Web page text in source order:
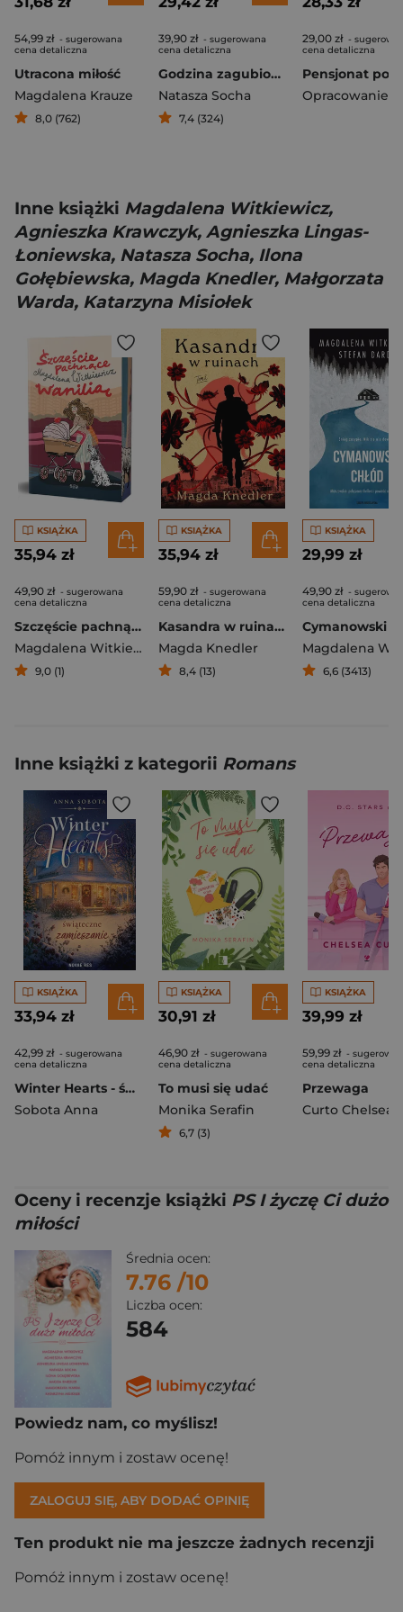
54,99 zł - sugerowana
cena detaliczna
Utracona miłość
Magdalena Krauze
8,0 (762)
39,90 zł - sugerowana
cena detaliczna
Godzina zagubionych słów
Natasza Socha
7,4 (324)
29,00 zł -
cena detaliczna
Inne książki Magdalena Witkiewicz,
Agnieszka Krawczyk, Agnieszka Lingas-
Łoniewska, Natasza Socha, Ilona
Gołębiewska, Magda Knedler, Małgorzata
Warda, Katarzyna Misiołek
KSIĄŻKA
35,94 zł
49,90 zł - sugerowana
cena detaliczna
Szczęście pachnące wanilią (ilustrowane brzegi)
Magdalena Witkiewicz
9,0 (1)
KSIĄŻKA
35,94 zł
59,90 zł - sugerowana
cena detaliczna
Kasandra w ruinach. Tom 2
Magda Knedler
8,4 (13)
KSIĄŻKA
29,99 zł
49,90 zł -
cena detaliczna
Cymanowski
6,6 (3413)
Inne książki z kategorii Romans
KSIĄŻKA
33,94 zł
42,99 zł - sugerowana
cena detaliczna
Winter Hearts - świąteczne zamieszanie
Sobota Anna
KSIĄŻKA
30,91 zł
46,90 zł - sugerowana
cena detaliczna
To musi się udać
Monika Serafin
6,7 (3)
KSIĄŻKA
39,99 zł
59,99 zł -
cena detaliczna
Przewaga
Curto Chelsea
Oceny i recenzje książki PS I życzę Ci dużo
miłości
Średnia ocen:
7.76 /10
Liczba ocen:
584
Powiedz nam, co myślisz!
Pomóż innym i zostaw ocenę!
ZALOGUJ SIĘ, ABY DODAĆ OPINIĘ
Ten produkt nie ma jeszcze żadnych recenzji
Pomóż innym i zostaw ocenę!